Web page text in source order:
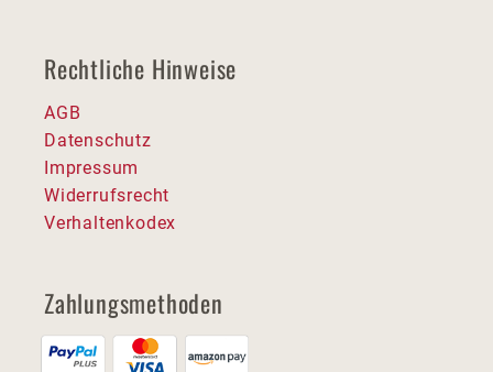
Rechtliche Hinweise
AGB
Datenschutz
Impressum
Widerrufsrecht
Verhaltenkodex
Zahlungsmethoden